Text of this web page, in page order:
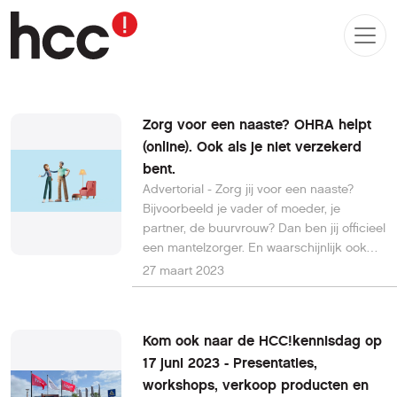
Zorg voor een naaste? OHRA helpt
(online). Ook als je niet verzekerd
bent.
Advertorial - Zorg jij voor een naaste?
Bijvoorbeeld je vader of moeder, je
partner, de buurvrouw? Dan ben jij officieel
een mantelzorger. En waarschijnlijk ook
een kei in jongleren: zorg, gezin, vrienden,
werk, hobby’s. Maar er zijn vast ook veel
wat meer energie van je vraagt. Waardoor
op den duur stress en een mogelijke
burn-out op de loer kunnen liggen.
27 maart 2023
Kom ook naar de HCC!kennisdag op
17 juni 2023 - Presentaties,
workshops, verkoop producten en